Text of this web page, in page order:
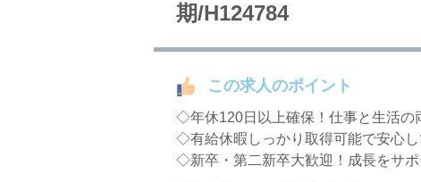
期/H124784
この求人のポイント
◇年休120日以上確保！仕事と生活の
◇有給休暇しっかり取得可能で安心し
◇新卒・第二新卒大歓迎！成長をサポ